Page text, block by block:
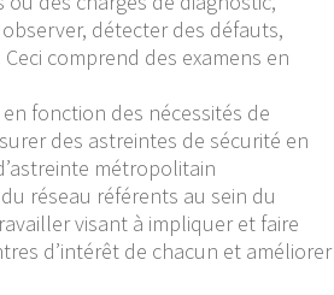
détecter des défauts,
comprend des examens en
fonction des nécessités de
des astreintes de sécurité en
métropolitain
réseau référents au sein du
visant à impliquer et faire
d’intérêt de chacun et améliorer